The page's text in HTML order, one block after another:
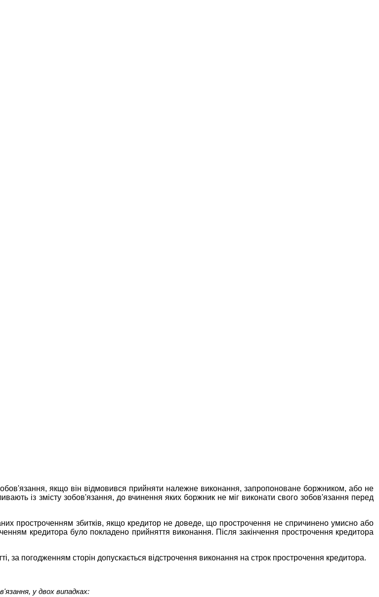
якщо він відмовився прийняти належне виконання, запропоноване боржником, або не
із змісту зобов'язання, до вчинення яких боржник не міг виконати свого зобов'язання перед
простроченням збитків, якщо кредитор не доведе, що прострочення не спричинено умисно або
кредитора було покладено прийняття виконання. Після закінчення прострочення кредитора
за погодженням сторін допускається відстрочення виконання на строк прострочення кредитора.
у двох випадках: